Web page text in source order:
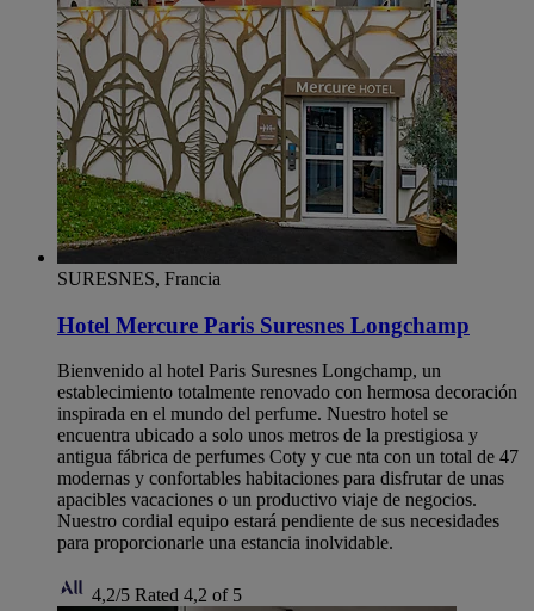
SURESNES, Francia
Hotel Mercure Paris Suresnes Longchamp
Bienvenido al hotel Paris Suresnes Longchamp, un
establecimiento totalmente renovado con hermosa decoración
inspirada en el mundo del perfume. Nuestro hotel se
encuentra ubicado a solo unos metros de la prestigiosa y
antigua fábrica de perfumes Coty y cue nta con un total de 47
modernas y confortables habitaciones para disfrutar de unas
apacibles vacaciones o un productivo viaje de negocios.
Nuestro cordial equipo estará pendiente de sus necesidades
para proporcionarle una estancia inolvidable.
4,2/5 Rated 4,2 of 5